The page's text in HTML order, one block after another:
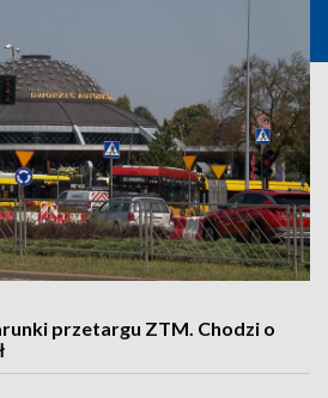
przetargu ZTM. Chodzi o